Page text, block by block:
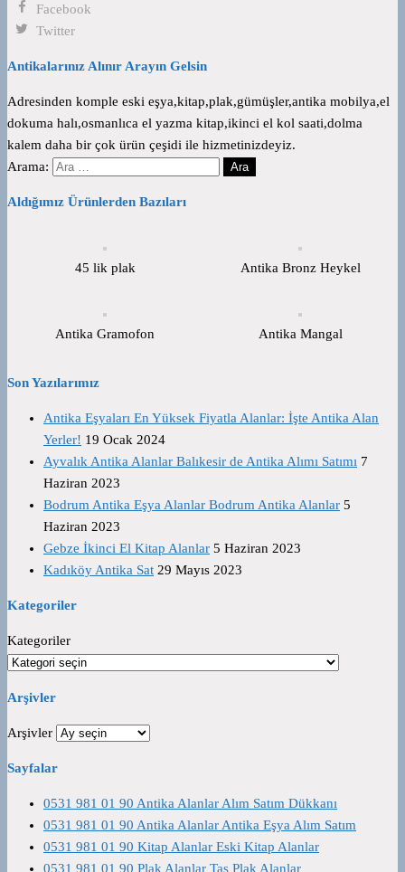
Facebook
Twitter
Antikalarınız Alınır Arayın Gelsin
Adresinden komple eski eşya,kitap,plak,gümüşler,antika mobilya,el
dokuma halı,osmanlıca el yazma kitap,ikinci el kol saati,dolma
kalem daha bir çok ürün çeşidi ile hizmetinizdeyiz.
Arama:
Aldığımız Ürünlerden Bazıları
45 lik plak Antika Bronz Heykel
Antika Gramofon Antika Mangal
Son Yazılarımız
Antika Eşyaları En Yüksek Fiyatla Alanlar: İşte Antika Alan
Yerler! 19 Ocak 2024
Ayvalık Antika Alanlar Balıkesir de Antika Alımı Satımı 7
Haziran 2023
Bodrum Antika Eşya Alanlar Bodrum Antika Alanlar 5
Haziran 2023
Gebze İkinci El Kitap Alanlar 5 Haziran 2023
Kadıköy Antika Sat 29 Mayıs 2023
Kategoriler
Kategoriler
Arşivler
Arşivler
Sayfalar
0531 981 01 90 Antika Alanlar Alım Satım Dükkanı
0531 981 01 90 Antika Alanlar Antika Eşya Alım Satım
0531 981 01 90 Kitap Alanlar Eski Kitap Alanlar
0531 981 01 90 Plak Alanlar Taş Plak Alanlar